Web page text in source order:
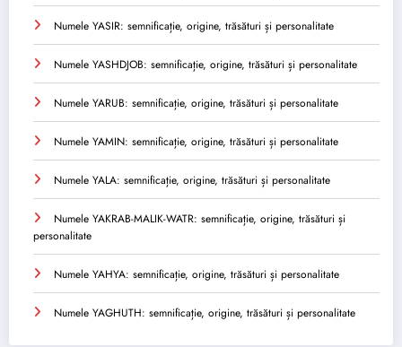
Numele YASIR: semnificație, origine, trăsături și personalitate
Numele YASHDJOB: semnificație, origine, trăsături și personalitate
Numele YARUB: semnificație, origine, trăsături și personalitate
Numele YAMIN: semnificație, origine, trăsături și personalitate
Numele YALA: semnificație, origine, trăsături și personalitate
Numele YAKRAB-MALIK-WATR: semnificație, origine, trăsături și
personalitate
Numele YAHYA: semnificație, origine, trăsături și personalitate
Numele YAGHUTH: semnificație, origine, trăsături și personalitate